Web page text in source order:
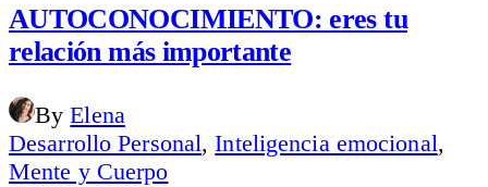
was:
$39.00.
is:
$29.00.
AUTOCONOCIMIENTO: eres tu
relación más importante
By Elena
Desarrollo Personal,Inteligencia emocional,
Mente y Cuerpo